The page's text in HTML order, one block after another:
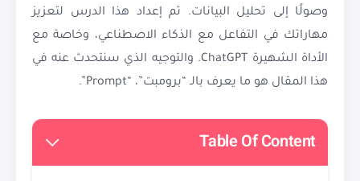
وصولًا إلى تحليل البيانات. تم إعداد هذا الدرس لتعزيز
مهاراتك في التفاعل مع الذكاء الاصطناعي، وخاصة مع
الأداة الشهيرة ChatGPT. والتوجيه الذي سنتحدث عنه في
هذا المقال هو ما يعرف بالـ “برومبت”، “Prompt”.
Table Of Content